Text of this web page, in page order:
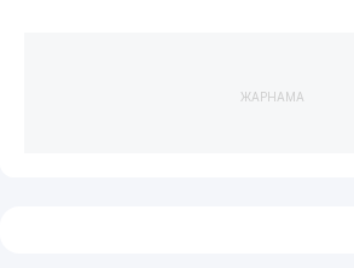
ЖАРНАМА